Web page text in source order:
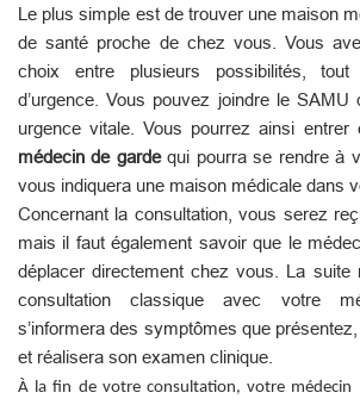
Le plus simple est de trouver une maison
de santé proche de chez vous. Vous
choix entre plusieurs possibilités,
d’urgence. Vous pouvez joindre le SAMU
urgence vitale. Vous pourrez ainsi
médecin de gardequi pourra se rendre à
vous indiquera une maison médicale dans
Concernant la consultation, vous serez
mais il faut également savoir que le
déplacer directement chez vous. La suite
consultation classique avec votre
s’informera des symptômes que
et réalisera son examen clinique.
À la fin de votre consultation, votre médecin